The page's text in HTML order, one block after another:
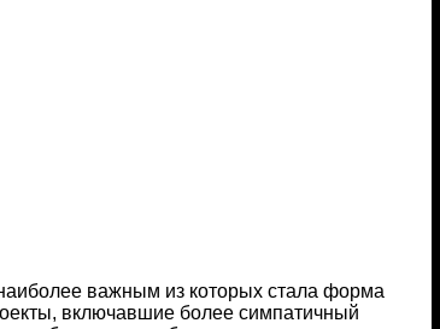
важным из которых стала форма
включавшие более симпатичный